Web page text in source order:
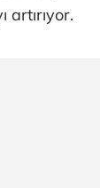
artırıyor.